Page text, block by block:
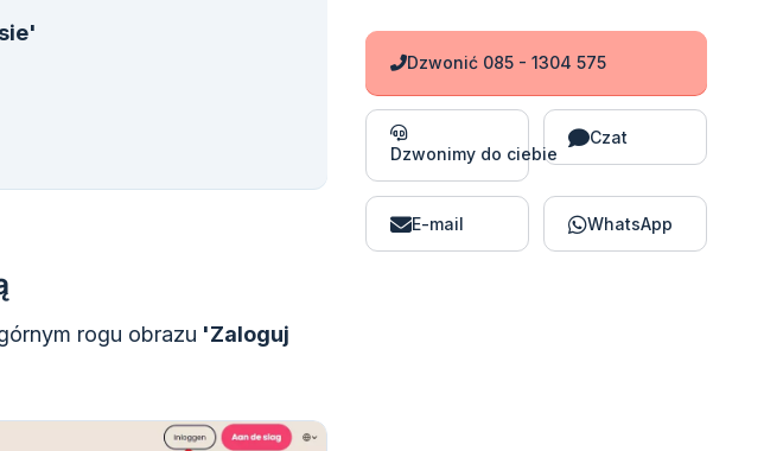
rogu obrazu 'Zaloguj
Dzwonić 085 - 1304 575
Dzwonimy do ciebie
Czat
E-mail WhatsApp